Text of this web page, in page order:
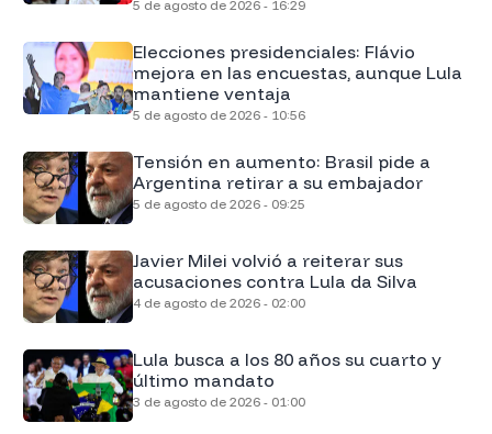
5 de agosto de 2026 - 16:29
Elecciones presidenciales: Flávio
mejora en las encuestas, aunque Lula
mantiene ventaja
5 de agosto de 2026 - 10:56
Tensión en aumento: Brasil pide a
Argentina retirar a su embajador
5 de agosto de 2026 - 09:25
Javier Milei volvió a reiterar sus
acusaciones contra Lula da Silva
4 de agosto de 2026 - 02:00
Lula busca a los 80 años su cuarto y
último mandato
3 de agosto de 2026 - 01:00